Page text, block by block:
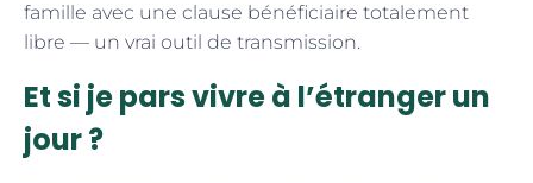
famille avec une clause bénéficiaire totalement
libre — un vrai outil de transmission.
Et si je pars vivre à l’étranger un
jour ?